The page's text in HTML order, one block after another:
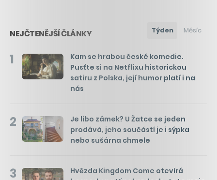
NEJČTENĚJŠÍ ČLÁNKY Týden Měsíc
1
Kam se hrabou české komedie.
Pusťte si na Netflixu historickou
satiru z Polska, její humor platí i na
nás
2
Je libo zámek? U Žatce se jeden
prodává, jeho součástí je i sýpka
nebo sušárna chmele
3
Hvězda Kingdom Come otevírá